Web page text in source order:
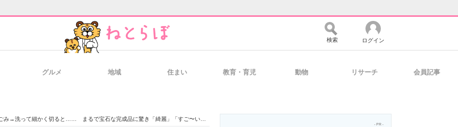
検索 ログイン
グルメ 地域 住まい 教育・育児 動物 リサーチ 会員記事
み→洗って細かく切ると…… まるで宝石な完成品に驚き「綺麗」「すご〜い」
- PR -